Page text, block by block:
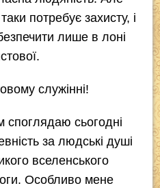
потребує захисту, і
лише в лоні
служінні!
споглядаю сьогодні
за людські душі
вселенського
Особливо мене